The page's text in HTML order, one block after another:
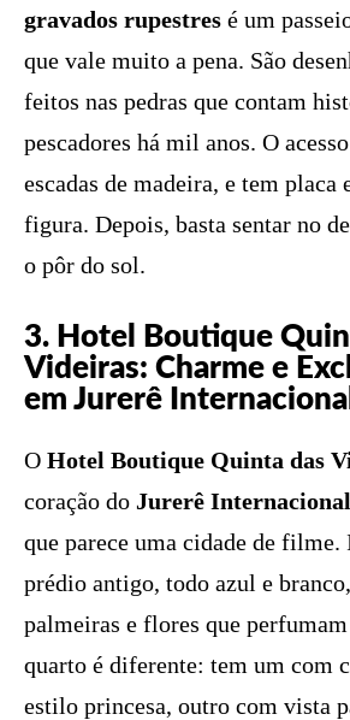
gravados rupestres é um
que vale muito a pena. São
feitos nas pedras que contam
pescadores há mil anos. O
escadas de madeira, e tem placa
figura. Depois, basta sentar no
o pôr do sol.
3. Hotel Boutique
Videiras: Charme e
em Jurerê Internacional
O Hotel Boutique Quinta das
coração do Jurerê Internacional
que parece uma cidade de filme.
prédio antigo, todo azul e
palmeiras e flores que perfumam
quarto é diferente: tem um com
estilo princesa, outro com vista